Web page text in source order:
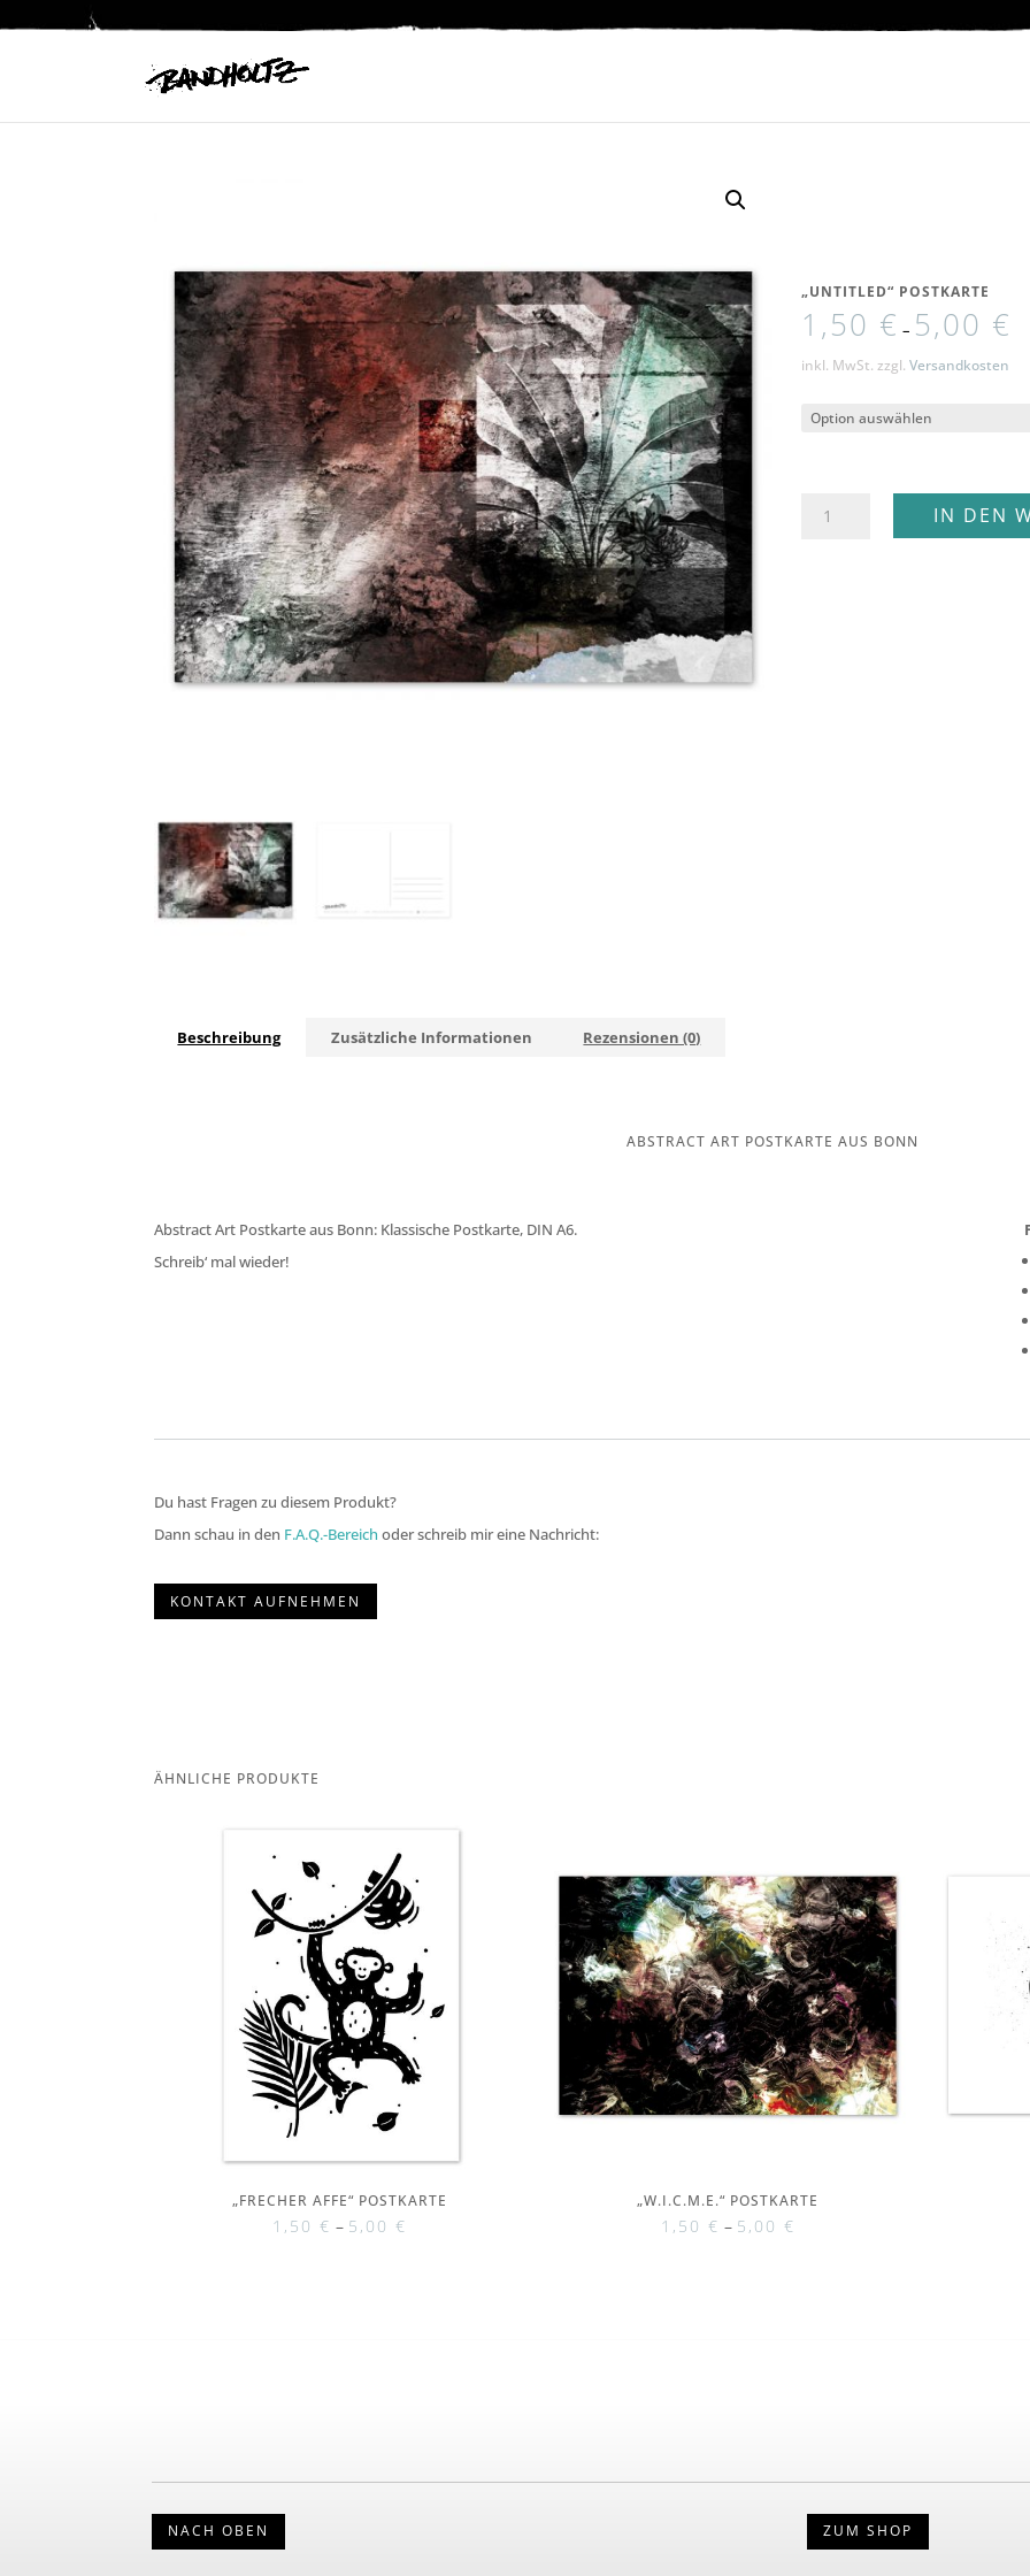
„UNTITLED“ POSTKARTE
1,50 € – 5,00 €
inkl. MwSt. zzgl. Versandkosten
"untitled"
IN DEN
Beschreibung Zusätzliche Informationen Rezensionen (0)
ABSTRACT ART POSTKARTE AUS BONN
Abstract Art Postkarte aus Bonn: Klassische Postkarte, DIN A6.
Schreib‘ mal wieder!
Du hast Fragen zu diesem Produkt?
Dann schau in den F.A.Q.-Bereich oder schreib mir eine Nachricht:
KONTAKT AUFNEHMEN
ÄHNLICHE PRODUKTE
„FRECHER AFFE“ POSTKARTE
1,50€ – 5,00€
„W.I.C.M.E.“ POSTKARTE
1,50 € – 5,00 €
NACH OBEN ZUM SHOP